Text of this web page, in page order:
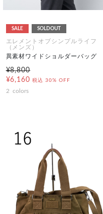
SALE SOLDOUT
エレメントオブシンプルライフ
（メンズ）
異素材ワイドショルダーバッグ
¥8,800
¥6,160 税込 30% OFF
2 colors